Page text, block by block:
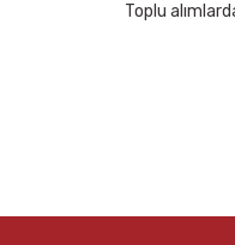
Sümen TakımıToplu